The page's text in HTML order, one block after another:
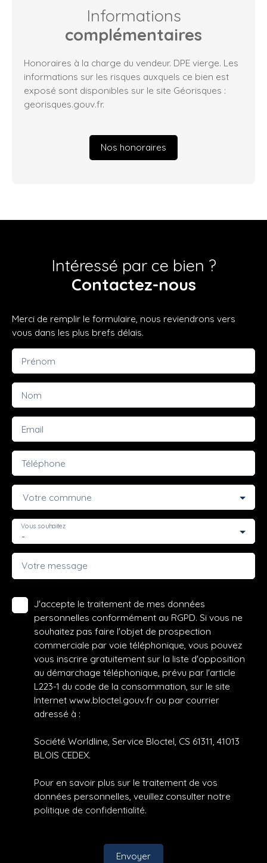
Informations
complémentaires
Honoraires à la charge du vendeur. DPE vierge. Les
informations sur les risques auxquels ce bien est
exposé sont disponibles sur le site Géorisques :
georisques.gouv.fr.
Nos honoraires
Intéressé par ce bien ?
Contactez-nous
Merci de remplir le formulaire, nous reviendrons vers
vous dans les plus brefs délais.
Prénom
Nom
Email
Téléphone
Votre commune
-
Vous souhaitez
Votre message
J'accepte le traitement de mes données
personnelles conformément au RGPD. Si vous ne
souhaitez pas faire l'objet de prospection
commerciale par voie téléphonique, vous pouvez
vous inscrire gratuitement sur la liste d'opposition
au démarchage téléphonique, prévu par l'article
L223-1 du code de la consommation, sur le site
Internet www.bloctel.gouv.fr ou par courrier
adressé à :
Société Worldline, Service Bloctel, CS 61311, 41013
BLOIS CEDEX.
Pour en savoir plus sur le traitement de vos
données personnelles, veuillez consulter notre
politique de confidentialité.
Envoyer